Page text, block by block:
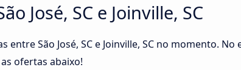
José, SC e Joinville, SC
entre São José, SC e Joinville, SC no momento.
ofertas abaixo!